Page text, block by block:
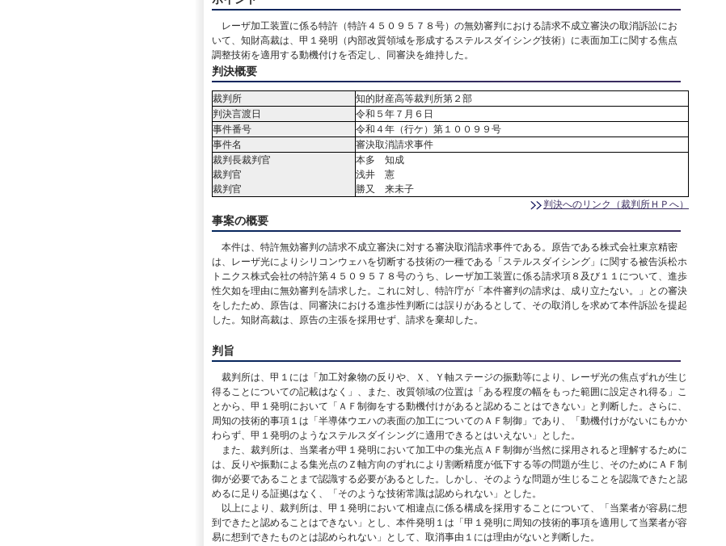
レーザ加工装置に係る特許（特許４５０９５７８号）の無効審判における請求不成立審決の取消訴訟にお
いて、知財高裁は、甲１発明（内部改質領域を形成するステルスダイシング技術）に表面加工に関する焦点
調整技術を適用する動機付けを否定し、同審決を維持した。
判決概要
裁判所
知的財産高等裁判所第２部
判決言渡日
令和５年７月６日
事件番号
令和４年（行ケ）第１００９９号
事件名
審決取消請求事件
裁判長裁判官
裁判官
裁判官
本多 知成
浅井 憲
勝又 来未子
判決へのリンク（裁判所ＨＰへ）
事案の概要
本件は、特許無効審判の請求不成立審決に対する審決取消請求事件である。原告である株式会社東京精密
は、レーザ光によりシリコンウェハを切断する技術の一種である「ステルスダイシング」に関する被告浜松ホ
トニクス株式会社の特許第４５０９５７８号のうち、レーザ加工装置に係る請求項８及び１１について、進歩
性欠如を理由に無効審判を請求した。これに対し、特許庁が「本件審判の請求は、成り立たない。」との審決
をしたため、原告は、同審決における進歩性判断には誤りがあるとして、その取消しを求めて本件訴訟を提起
した。知財高裁は、原告の主張を採用せず、請求を棄却した。
判旨
裁判所は、甲１には「加工対象物の反りや、Ｘ、Ｙ軸ステージの振動等により、レーザ光の焦点ずれが生じ
得ることについての記載はなく」、また、改質領域の位置は「ある程度の幅をもった範囲に設定され得る」こ
とから、甲１発明において「ＡＦ制御をする動機付けがあると認めることはできない」と判断した。さらに、
周知の技術的事項１は「半導体ウエハの表面の加工についてのＡＦ制御」であり、「動機付けがないにもかか
わらず、甲１発明のようなステルスダイシングに適用できるとはいえない」とした。
また、裁判所は、当業者が甲１発明において加工中の集光点ＡＦ制御が当然に採用されると理解するために
は、反りや振動による集光点のＺ軸方向のずれにより割断精度が低下する等の問題が生じ、そのためにＡＦ制
御が必要であることまで認識する必要があるとした。しかし、そのような問題が生じることを認識できたと認
めるに足りる証拠はなく、「そのような技術常識は認められない」とした。
以上により、裁判所は、甲１発明において相違点に係る構成を採用することについて、「当業者が容易に想
到できたと認めることはできない」とし、本件発明１は「甲１発明に周知の技術的事項を適用して当業者が容
易に想到できたものとは認められない」として、取消事由１には理由がないと判断した。